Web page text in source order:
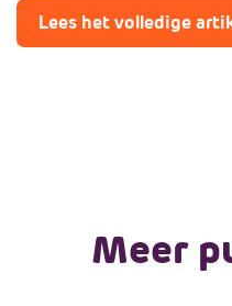
Lees het volledige
Meer